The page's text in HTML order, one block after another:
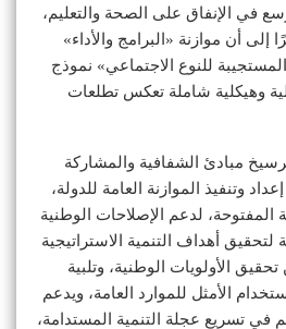
في الإنفاق على الصحة والتعليم،
إلى أن موازنة «البرامج والأداء»
للنوع الاجتماعي» نموذج
وهيكلية شاملة تعكس تطلعات
مبادئ الشفافية والمشاركة
وتنفيذ الموازنة العامة للدولة،
المفتوحة، لدعم الإصلاحات الوطنية
لتحقيق أهداف التنمية الاستراتيجية
الأولويات الوطنية، وتلبية
الأمثل للموارد العامة، ويدعم
في تسريع عجلة التنمية المستدامة،